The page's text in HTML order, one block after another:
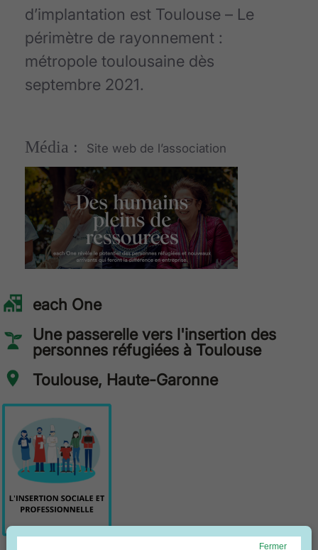
d’implantation est Toulouse – Le
périmètre de rayonnement :
métropole toulousaine dès
septembre 2021.
Média : Site web de l’association
each One
Une passerelle vers l'insertion des
personnes réfugiées à Toulouse
Toulouse, Haute-Garonne
Fermer